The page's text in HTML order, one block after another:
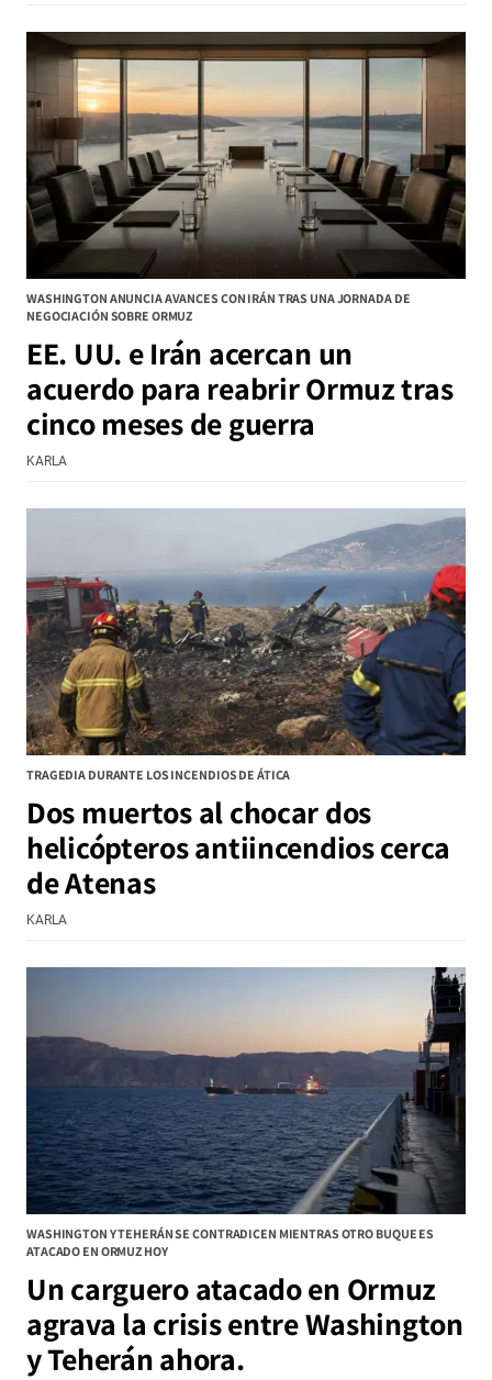
WASHINGTON ANUNCIA AVANCES CON IRÁN TRAS UNA JORNADA DE
NEGOCIACIÓN SOBRE ORMUZ
EE. UU. e Irán acercan un
acuerdo para reabrir Ormuz tras
cinco meses de guerra
KARLA
TRAGEDIA DURANTE LOS INCENDIOS DE ÁTICA
Dos muertos al chocar dos
helicópteros antiincendios cerca
de Atenas
KARLA
WASHINGTON Y TEHERÁN SE CONTRADICEN MIENTRAS OTRO BUQUE ES
ATACADO EN ORMUZ HOY
Un carguero atacado en Ormuz
agrava la crisis entre Washington
y Teherán ahora.